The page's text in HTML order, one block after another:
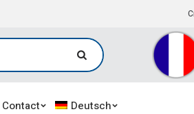
Contact Deutsch